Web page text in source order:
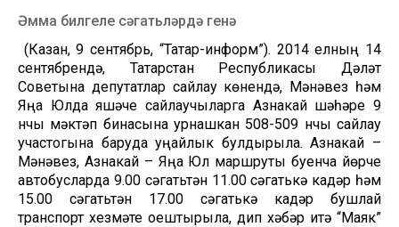
Әмма билгеле сәгатьләрдә генә
(Казан, 9 сентябрь, “Татар-информ”). 2014 елның 14
сентябрендә, Татарстан Республикасы Дәүләт
Советына депутатлар сайлау көнендә, Мәнәвез һәм
Яңа Юлда яшәүче сайлаучыларга Азнакай шәһәре 9
нчы мәктәп бинасына урнашкан 508-509 нчы сайлау
участогына баруда уңайлык булдырыла. Азнакай –
Мәнәвез, Азнакай – Яңа Юл маршруты буенча йөрүче
автобусларда 9.00 сәгатьтән 11.00 сәгатькә кадәр һәм
15.00 сәгатьтән 17.00 сәгатькә кадәр бушлай
транспорт хезмәте оештырыла, дип хәбәр итә “Маяк”